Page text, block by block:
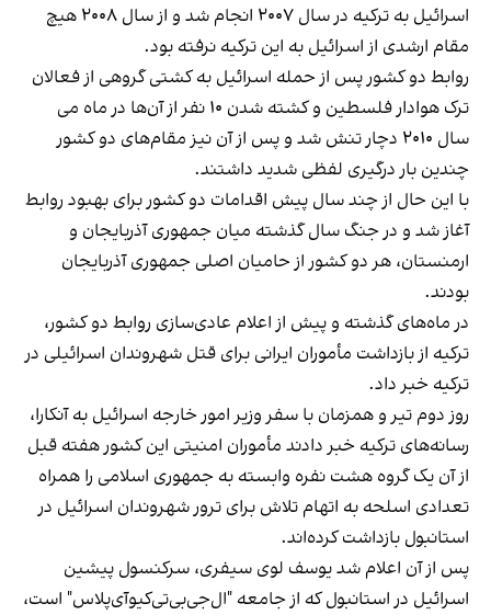
اسرائیل به ترکیه در سال ۲۰۰۷ انجام شد و از سال ۲۰۰۸ هیچ
مقام ارشدی از اسرائیل به این ترکیه نرفته بود.
روابط دو کشور پس از حمله اسرائیل به کشتی گروهی از فعالان
ترک هوادار فلسطین و کشته شدن ۱۰ نفر از آن‌ها در ماه می
سال ۲۰۱۰ دچار تنش شد و پس از آن نیز مقام‌های دو کشور
چندین بار درگیری لفظی شدید داشتند.
با این حال از چند سال پیش اقدامات دو کشور برای بهبود روابط
آغاز شد و در جنگ سال گذشته میان جمهوری آذربایجان و
ارمنستان، هر دو کشور از حامیان اصلی جمهوری آذربایجان
بودند.
در ماه‌های گذشته و پیش از اعلام عادی‌سازی روابط دو کشور،
ترکیه از بازداشت مأموران ایرانی برای قتل شهروندان اسرائیلی در
ترکیه خبر داد.
روز دوم تیر و همزمان با سفر وزیر امور خارجه اسرائیل به آنکارا،
رسانه‌های ترکیه خبر دادند مأموران امنیتی این کشور هفته قبل
از آن یک گروه هشت نفره وابسته به جمهوری اسلامی را همراه
تعدادی اسلحه به اتهام تلاش برای ترور شهروندان اسرائیل در
استانبول بازداشت کرده‌اند.
پس از آن اعلام شد یوسف لوی سیفری، سرکنسول پیشین
اسرائیل در استانبول که از جامعه "ال‌جی‌بی‌تی‌کیو‌آی‌پلاس" است،